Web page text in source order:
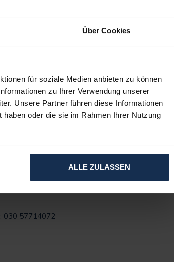
Über Cookies
für soziale Medien anbieten zu können
zu Ihrer Verwendung unserer
Unsere Partner führen diese Informationen
oder die sie im Rahmen Ihrer Nutzung
ALLE ZULASSEN
eine Kampagne organisiert,
In einer Zeit, in der
die Normalität ist und
der persönlichen
gerne zurückgeben. Und
entladen werden sollte. Um
an:
030 57714072